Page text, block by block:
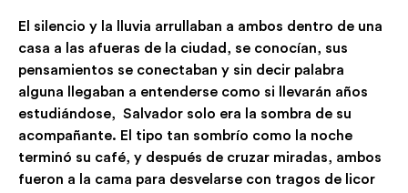
El silencio y la lluvia arrullaban a ambos dentro de una
casa a las afueras de la ciudad, se conocían, sus
pensamientos se conectaban y sin decir palabra
alguna llegaban a entenderse como si llevarán años
estudiándose, Salvador solo era la sombra de su
acompañante. El tipo tan sombrío como la noche
terminó su café, y después de cruzar miradas, ambos
fueron a la cama para desvelarse con tragos de licor